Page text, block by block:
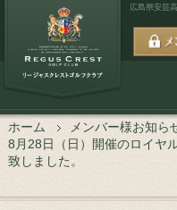
広島県安芸
ホーム メンバー様お知ら
8月28日（日）開催のロイヤ
致しました。